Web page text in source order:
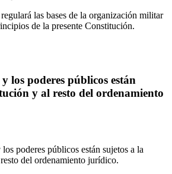
las bases de la organización militar
de la presente Constitución.
los poderes públicos están
y al resto del ordenamiento
poderes públicos están sujetos a la
del ordenamiento jurídico.